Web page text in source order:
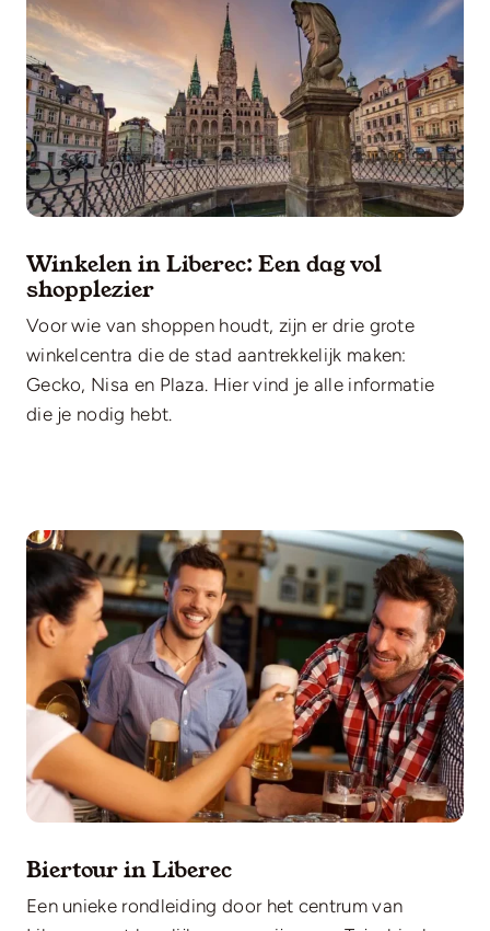
Winkelen in Liberec: Een dag vol
shopplezier
Voor wie van shoppen houdt, zijn er drie grote
winkelcentra die de stad aantrekkelijk maken:
Gecko, Nisa en Plaza. Hier vind je alle informatie
die je nodig hebt.
Biertour in Liberec
Een unieke rondleiding door het centrum van